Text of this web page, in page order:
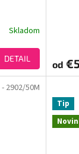
Skladom
DETAIL
od
- 2902/50M
Tip